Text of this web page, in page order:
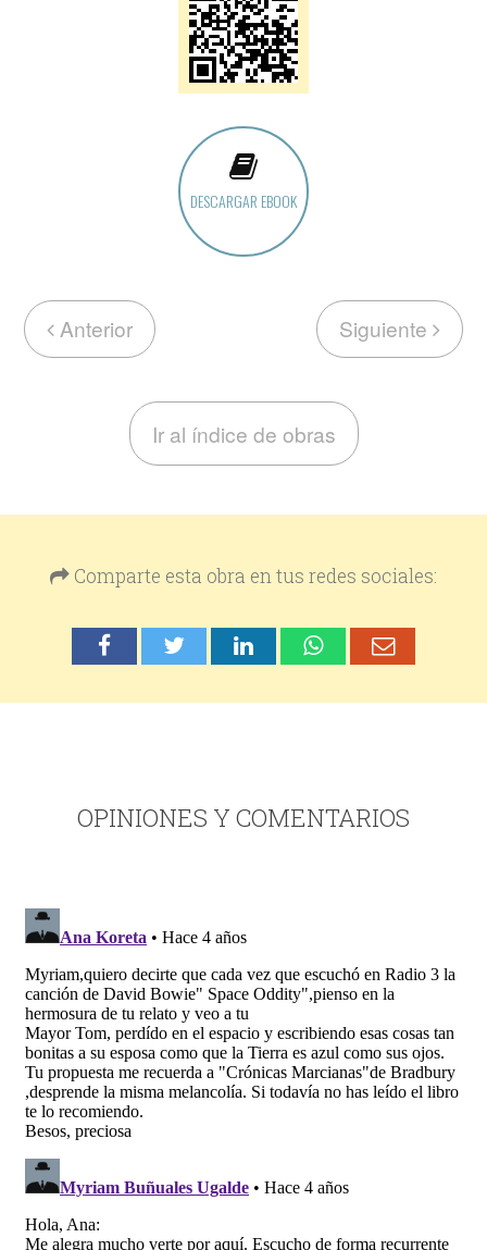
DESCARGAR EBOOK
Anterior Siguiente
Ir al índice de obras
Comparte esta obra en tus redes sociales:
OPINIONES Y COMENTARIOS